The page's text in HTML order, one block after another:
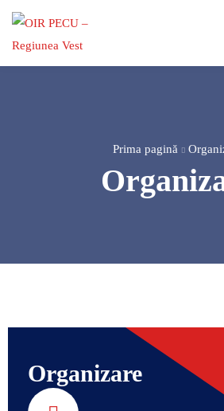
Prima pagină
Organizare